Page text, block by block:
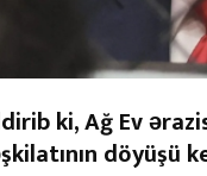
ki, Ağ Ev
döyüşü